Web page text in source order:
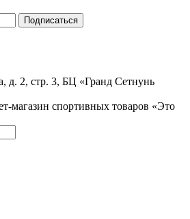
д. 2, стр. 3, БЦ «Гранд Сетнунь
магазин спортивных товаров «Это